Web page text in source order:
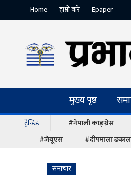
Home हाम्रो बारे Epaper
मुख्य पृष्ठ
ट्रेन्डिङ #नेपाली काङ्ग्रेस
#जेयूएस
#दीपमाला
समाचार